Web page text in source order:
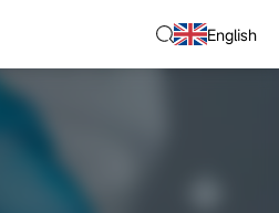
English